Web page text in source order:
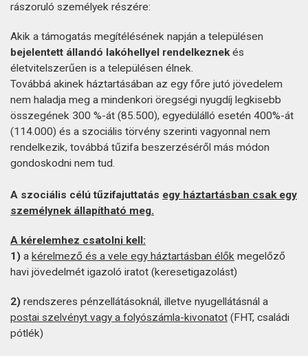
rászoruló személyek részére:
Akik a támogatás megítélésének napján a településen
bejelentett állandó lakóhellyel rendelkeznekés
életvitelszerűen is a településen élnek.
Továbbá akinek háztartásában az egy főre jutó jövedelem
nem haladja meg a mindenkori öregségi nyugdíj legkisebb
összegének 300 %-át (85.500), egyedülálló esetén 400%-át
(114.000) és a szociális törvény szerinti vagyonnal nem
rendelkezik, továbbá tűzifa beszerzéséről más módon
gondoskodni nem tud.
A szociális célú tűzifajuttatás egy háztartásban csak egy
személynek állapítható meg.
A kérelemhez csatolni kell:
1) a kérelmező és a vele egy háztartásban élők megelőző
havi jövedelmét igazoló iratot (keresetigazolást)
2) rendszeres pénzellátásoknál, illetve nyugellátásnál a
postai szelvényt vagy a folyószámla-kivonatot (FHT, családi
pótlék)